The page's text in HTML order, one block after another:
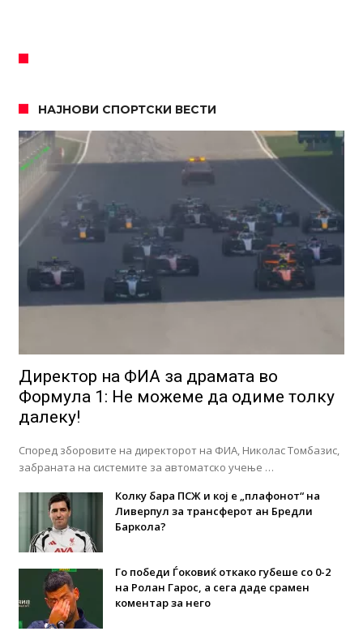
НАЈНОВИ СПОРТСКИ ВЕСТИ
Директор на ФИА за драмата во
Формула 1: Не можеме да одиме толку
далеку!
Според зборовите на директорот на ФИА, Николас Томбазис,
забраната на системите за автоматско учење …
Колку бара ПСЖ и кој е „плафонот“ на
Ливерпул за трансферот ан Бредли
Баркола?
Го победи Ѓоковиќ откако губеше со 0-2
на Ролан Гарос, а сега даде срамен
коментар за него